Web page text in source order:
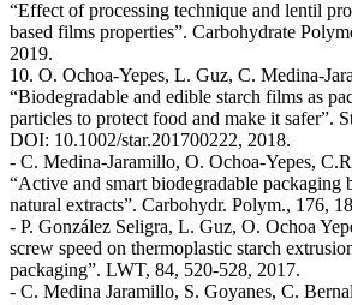
“Effect of processing technique and lentil
based films properties”. Carbohydrate
2019.
10. O. Ochoa-Yepes, L. Guz, C. Medina-
“Biodegradable and edible starch films as
particles to protect food and make it safer”.
DOI: 10.1002/star.201700222, 2018.
- C. Medina-Jaramillo, O. Ochoa-Yepes,
“Active and smart biodegradable packaging
natural extracts”. Carbohydr. Polym., 176,
- P. González Seligra, L. Guz, O. Ochoa
screw speed on thermoplastic starch
packaging”. LWT, 84, 520-528, 2017.
- C. Medina Jaramillo, S. Goyanes, C.